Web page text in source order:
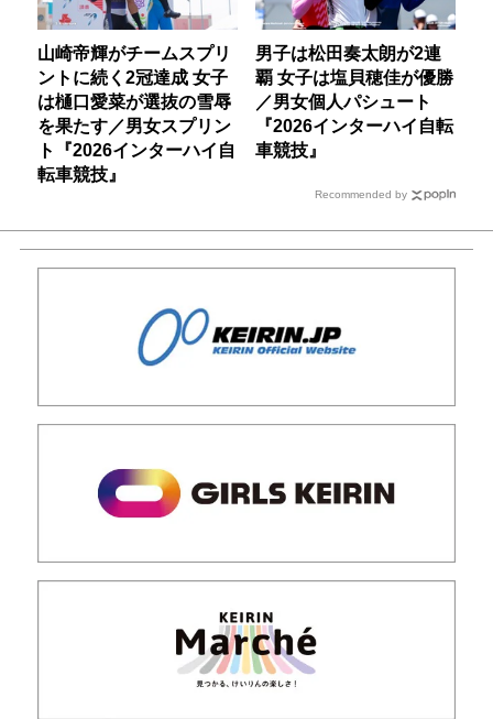
山崎帝輝がチームスプリ
ントに続く2冠達成 女子
は樋口愛菜が選抜の雪辱
を果たす／男女スプリン
ト『2026インターハイ自
転車競技』
男子は松田奏太朗が2連
覇 女子は塩貝穂佳が優勝
／男女個人パシュート
『2026インターハイ自転
車競技』
Recommended by